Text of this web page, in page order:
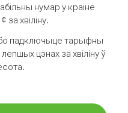
нумар у краіне
за хвіліну.
падключыце тарыфны
цэнах за хвіліну ў